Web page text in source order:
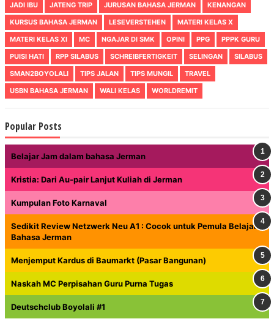
JADI IBU
JATENG TRIP JURUSAN BAHASA JERMAN
KENANGAN
KURSUS BAHASA JERMAN
LESEVERSTEHEN
MATERI KELAS X
MATERI KELAS XI
MC NGAJAR DI SMK OPINI PPG
PPPK GURU
PUISI HATI
RPP SILABUS SCHREIBFERTIGKEIT SELINGAN
SILABUS
SMAN2BOYOLALI
TIPS JALAN TIPS MUNGIL
TRAVEL
USBN BAHASA JERMAN
WALI KELAS WORLDREMIT
Popular Posts
Belajar Jam dalam bahasa Jerman
Kristia: Dari Au-pair Lanjut Kuliah di Jerman
Kumpulan Foto Karnaval
Sedikit Review Netzwerk Neu A1 : Cocok untuk Pemula Belajar
Bahasa Jerman
Menjemput Kardus di Baumarkt (Pasar Bangunan)
Naskah MC Perpisahan Guru Purna Tugas
Deutschclub Boyolali #1